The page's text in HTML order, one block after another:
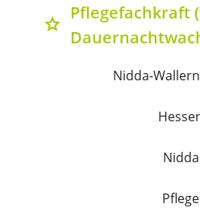
grade
Pflegefachkraft
Nidda-
Nidda
Pflege